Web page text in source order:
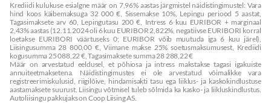
Krediidi kulukuse esialgne määr on 7,96% aastas järgmistel näidistingimustel: Vara
hind koos käibemaksuga 32 000 €, Sissemakse 10%, Lepingu periood 5 aastat,
Tagasimaksete arv 60, Lepingutasu 200 €, Intress 6 kuu EURIBOR + marginaal
2,43% aastas (12.11.2024 oli 6 kuu EURIBOR 2,822%, negatiivse EURIBORI korral
loetakse EURIBORI väärtuseks 0; EURIBOR võib muutuda iga 6 kuu järel),
Liisingusumma 28 800,00 €, Viimane makse 25% soetusmaksumusest, Krediidi
kogusumma 25 088,22 €, Tagasimaksete summa 28 288,22 €
Määr on arvestatud eeldusel, et põhiosa ja intress makstakse tagasi igakuiste
annuiteetmaksetena. Näidistingimustes ei ole arvestatud võimalikke vara
registreerimiskulusid, riigilõive, hindamisakti tasu ega liiklus- ja kaskokindlustuse
aastamaksete suurust. Liisingu võtmisel tuleb sõlmida ka kasko- ja liikluskindlustus.
Autoliisingu pakkujaks on Coop Liising AS.